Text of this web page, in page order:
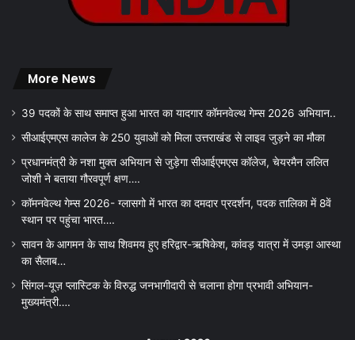
More News
39 पदकों के साथ समाप्त हुआ भारत का यादगार कॉमनवेल्थ गेम्स 2026 अभियान..
सीआईएमएस कालेज के 250 युवाओं को मिला उत्तराखंड से लाइव जुड़ने का मौका
प्रधानमंत्री के नशा मुक्त अभियान से जुड़ेगा सीआईएमएस कॉलेज, चेयरमैन ललित
जोशी ने बताया गौरवपूर्ण क्षण….
कॉमनवेल्थ गेम्स 2026- ग्लासगो में भारत का दमदार प्रदर्शन, पदक तालिका में 8वें
स्थान पर पहुंचा भारत….
सावन के आगमन के साथ शिवमय हुए हरिद्वार-ऋषिकेश, कांवड़ यात्रा में उमड़ा आस्था
का सैलाब…
सिंगल-यूज़ प्लास्टिक के विरुद्ध जनभागीदारी से चलाना होगा प्रभावी अभियान-
मुख्यमंत्री….